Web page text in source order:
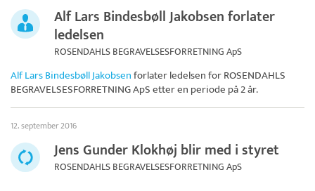
Alf Lars Bindesbøll Jakobsen forlater
ledelsen
ROSENDAHLS BEGRAVELSESFORRETNING ApS
Alf Lars Bindesbøll Jakobsenforlater ledelsen forROSENDAHLS
BEGRAVELSESFORRETNING ApSetter en periode på 2 år.
12. september 2016
Jens Gunder Klokhøj blir med i styret
ROSENDAHLS BEGRAVELSESFORRETNING ApS